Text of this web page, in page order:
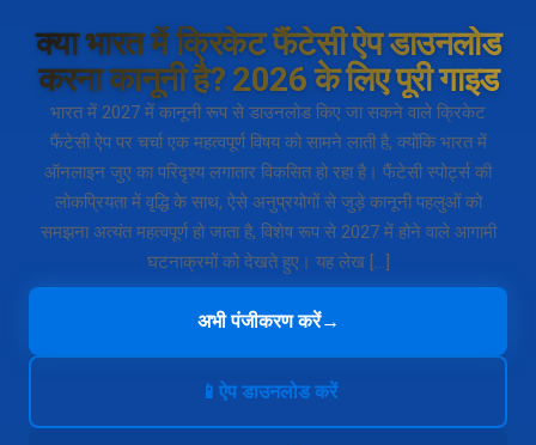
क्या भारत में क्रिकेट फैंटेसी ऐप डाउनलोड
करना कानूनी है? 2026 के लिए पूरी गाइड
भारत में 2027 में कानूनी रूप से डाउनलोड किए जा सकने वाले क्रिकेट
फैंटेसी ऐप पर चर्चा एक महत्वपूर्ण विषय को सामने लाती है, क्योंकि भारत में
ऑनलाइन जुए का परिदृश्य लगातार विकसित हो रहा है। फैंटेसी स्पोर्ट्स की
लोकप्रियता में वृद्धि के साथ, ऐसे अनुप्रयोगों से जुड़े कानूनी पहलुओं को
समझना अत्यंत महत्वपूर्ण हो जाता है, विशेष रूप से 2027 में होने वाले आगामी
घटनाक्रमों को देखते हुए। यह लेख […]
अभी पंजीकरण करें→
📱 ऐप डाउनलोड करें